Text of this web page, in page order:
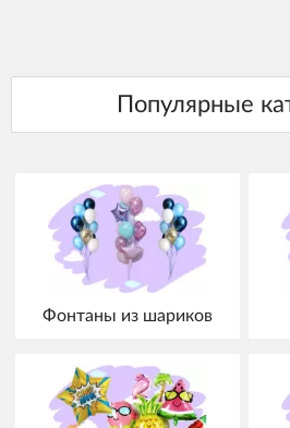
Фонтаны из шариков